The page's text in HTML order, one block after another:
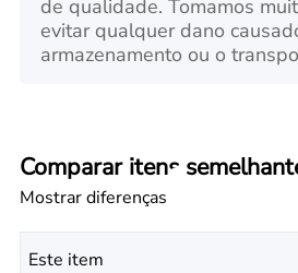
de qualidade. Tomamos
evitar qualquer dano
armazenamento ou o
Comparar itens
Mostrar diferenças
Este item